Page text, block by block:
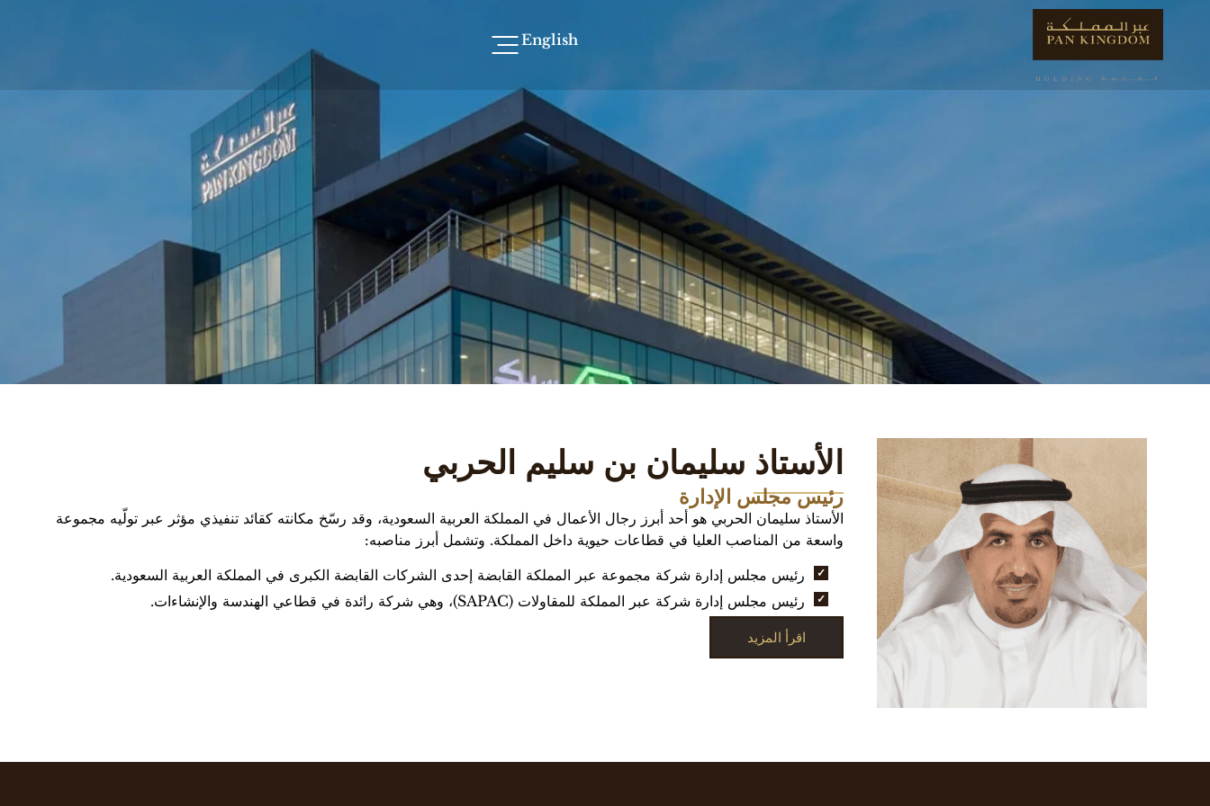
English
الأستاذ سليمان بن سليم الحربي
الأستاذ سليمان بن سليم الحربي
رئيس مجلس الإدارة
الأستاذ سليمان الحربي هو أحد أبرز رجال الأعمال في المملكة العربية السعودية، وقد رسّخ مكانته كقائد تنفيذي مؤثر عبر تولّيه مجموعة
واسعة من المناصب العليا في قطاعات حيوية داخل المملكة. وتشمل أبرز مناصبه:
رئيس مجلس إدارة شركة مجموعة عبر المملكة القابضة إحدى الشركات القابضة الكبرى في المملكة العربية السعودية.
رئيس مجلس إدارة شركة عبر المملكة للمقاولات (SAPAC)، وهي شركة رائدة في قطاعي الهندسة والإنشاءات.
اقرأ المزيد